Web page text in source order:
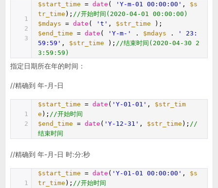
1
2
3
$start_time = date ( 'Y-m-01 00:00:00' , $s
tr_time ); //开始时间(2020-04-01 00:00:00)
$mdays = date ( 't' , $str_time
);
$end_time = date ( 'Y-m-' . $mdays .
' 23:
59:59' , $str_time ); //结束时间(2020-04-30 2
3:59:59)
指定日期所在年的时间：
//精确到 年-月-日
1
2
$start_time = date ( 'Y-01-01' , $str_tim
e ); //开始时间
$end_time = date ( 'Y-12-31' , $str_time ); //
结束时间
//精确到 年-月-日 时:分:秒
1
$start_time = date ( 'Y-01-01 00:00:00' , $s
tr_time ); //开始时间